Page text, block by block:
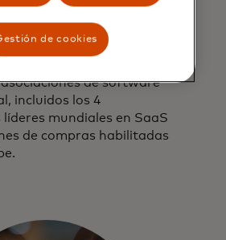
los pagos en
de uso
de software
incluidos los 4
líderes mundiales en SaaS
de compras habilitadas
de cookies